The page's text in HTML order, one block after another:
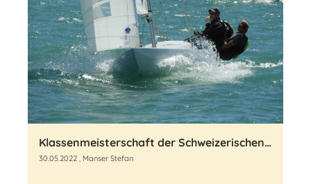
Klassenmeisterschaft der Schweizerischen Drachenflotte in Rorschach am Bodensee
30.05.2022 , Manser Stefan